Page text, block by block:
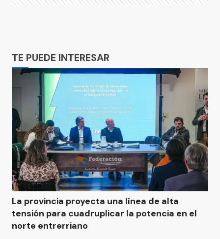
TE PUEDE INTERESAR
La provincia proyecta una línea de alta
tensión para cuadruplicar la potencia en el
norte entrerriano